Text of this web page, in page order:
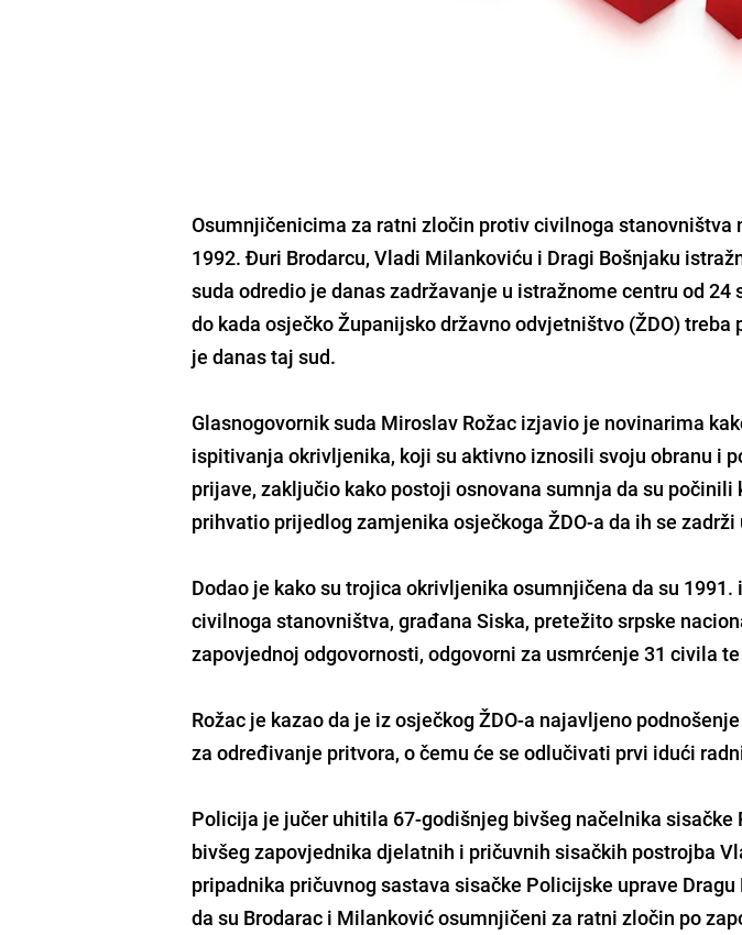
Osumnjičenicima za ratni zločin protiv civilnoga stanovništva
1992. Đuri Brodarcu, Vladi Milankoviću i Dragi Bošnjaku
suda odredio je danas zadržavanje u istražnome centru od 24
do kada osječko Županijsko državno odvjetništvo (ŽDO)
je danas taj sud.
Glasnogovornik suda Miroslav Rožac izjavio je novinarima
ispitivanja okrivljenika, koji su aktivno iznosili svoju obranu i
prijave, zaključio kako postoji osnovana sumnja da su
prihvatio prijedlog zamjenika osječkoga ŽDO-a da ih se
Dodao je kako su trojica okrivljenika osumnjičena da su
civilnoga stanovništva, građana Siska, pretežito srpske
zapovjednoj odgovornosti, odgovorni za usmrćenje 31 civila
Rožac je kazao da je iz osječkog ŽDO-a najavljeno
za određivanje pritvora, o čemu će se odlučivati prvi idući
Policija je jučer uhitila 67-godišnjeg bivšeg načelnika sisačke
bivšeg zapovjednika djelatnih i pričuvnih sisačkih postrojba
pripadnika pričuvnog sastava sisačke Policijske uprave
da su Brodarac i Milanković osumnjičeni za ratni zločin po